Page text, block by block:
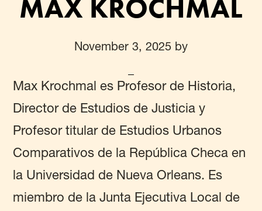
MAX KROCHMAL
November 3, 2025 by
Max Krochmal es Profesor de Historia,
Director de Estudios de Justicia y
Profesor titular de Estudios Urbanos
Comparativos de la República Checa en
la Universidad de Nueva Orleans. Es
miembro de la Junta Ejecutiva Local de